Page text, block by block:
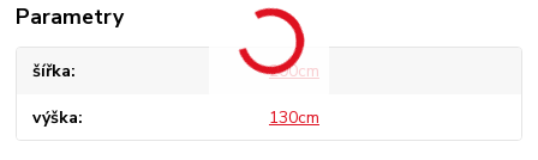
Parametry
šířka 200cm
výška 130cm